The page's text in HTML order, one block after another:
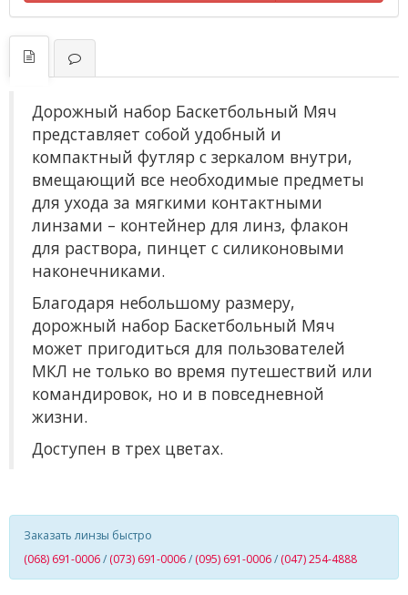
Дорожный набор Баскетбольный Мяч
представляет собой удобный и
компактный футляр с зеркалом внутри,
вмещающий все необходимые предметы
для ухода за мягкими контактными
линзами – контейнер для линз, флакон
для раствора, пинцет с силиконовыми
наконечниками.
Благодаря небольшому размеру,
дорожный набор Баскетбольный Мяч
может пригодиться для пользователей
МКЛ не только во время путешествий или
командировок, но и в повседневной
жизни.
Доступен в трех цветах.
Заказать линзы быстро
(068) 691-0006/ (073) 691-0006/ (095) 691-0006/ (047) 254-4888